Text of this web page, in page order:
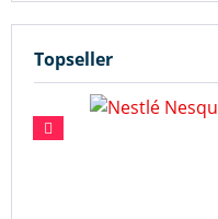
Topseller